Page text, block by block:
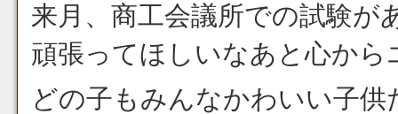
来月、商工会議所での試験が
頑張ってほしいなあと心から
どの子もみんなかわいい子供た